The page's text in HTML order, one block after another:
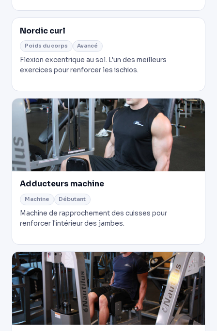
Nordic curl
Poids du corps Avancé
Flexion excentrique au sol. L'un des meilleurs
exercices pour renforcer les ischios.
Adducteurs machine
Machine Débutant
Machine de rapprochement des cuisses pour
renforcer l'intérieur des jambes.